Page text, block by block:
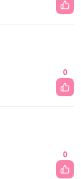
0
0